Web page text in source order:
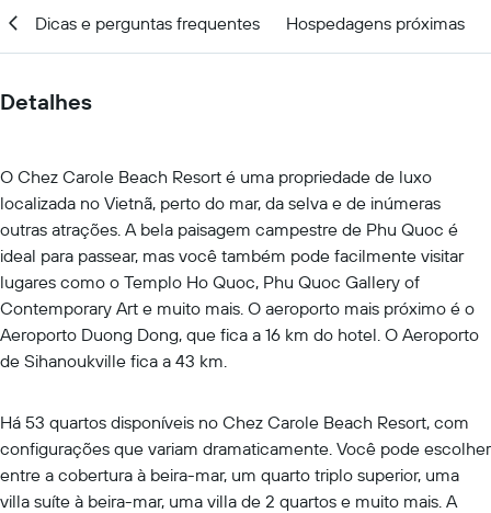
Dicas e perguntas frequentes Hospedagens próximas
Detalhes
O Chez Carole Beach Resort é uma propriedade de luxo
localizada no Vietnã, perto do mar, da selva e de inúmeras
outras atrações. A bela paisagem campestre de Phu Quoc é
ideal para passear, mas você também pode facilmente visitar
lugares como o Templo Ho Quoc, Phu Quoc Gallery of
Contemporary Art e muito mais. O aeroporto mais próximo é o
Aeroporto Duong Dong, que fica a 16 km do hotel. O Aeroporto
de Sihanoukville fica a 43 km.
Há 53 quartos disponíveis no Chez Carole Beach Resort, com
configurações que variam dramaticamente. Você pode escolher
entre a cobertura à beira-mar, um quarto triplo superior, uma
villa suíte à beira-mar, uma villa de 2 quartos e muito mais. A